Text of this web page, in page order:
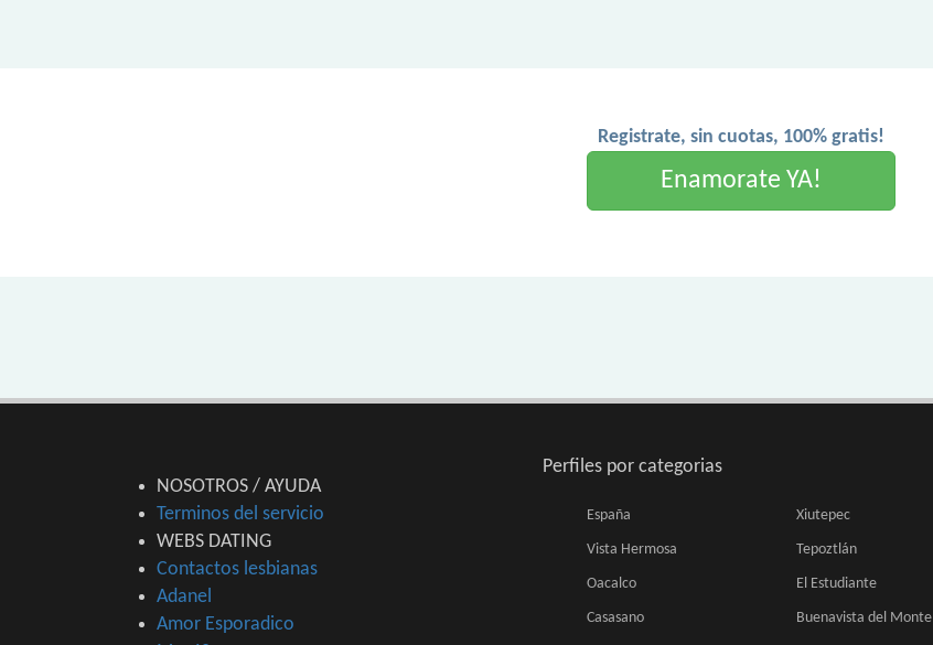
Registrate, sin cuotas, 100% gratis!
Enamorate YA!
NOSOTROS / AYUDA
Terminos del servicio
WEBS DATING
Contactos lesbianas
Adanel
Amor Esporadico
Perfiles por categorias
España Xiutepec
Vista Hermosa Tepoztlán
Oacalco El Estudiante
Casasano Buenavista del Monte